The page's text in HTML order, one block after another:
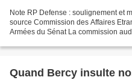
Note RP Defense : soulignement et
source Commission des Affaires
Armées du Sénat La commission
Quand Bercy insulte